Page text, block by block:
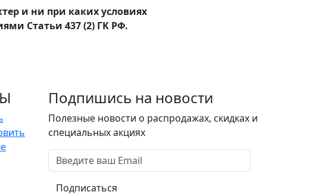
и ни при каких условиях
Статьи 437 (2) ГK РФ.
Подпишись на новости
Полезные новости о распродажах, скидках и
специальных акциях
Подписаться